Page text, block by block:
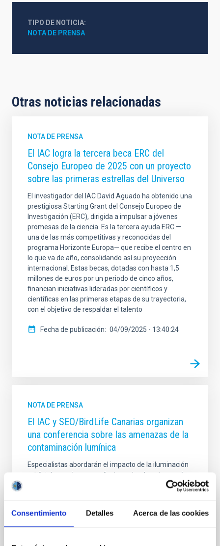
Consentimiento Detalles Acerca de las cookies
TIPO DE NOTICIA
NOTA DE PRENSA
Otras noticias relacionadas
NOTA DE PRENSA
El IAC logra la tercera beca ERC del
Consejo Europeo de 2025 con un proyecto
sobre las primeras estrellas del Universo
El investigador del IAC David Aguado ha obtenido una
prestigiosa Starting Grant del Consejo Europeo de
Investigación (ERC), dirigida a impulsar a jóvenes
promesas de la ciencia. Es la tercera ayuda ERC —
una de las más competitivas y reconocidas del
programa Horizonte Europa— que recibe el centro en
lo que va de año, consolidando así su proyección
internacional. Estas becas, dotadas con hasta 1,5
millones de euros por un periodo de cinco años,
financian iniciativas lideradas por científicos y
científicas en las primeras etapas de su trayectoria,
con el objetivo de respaldar el talento
Fecha de publicación 04/09/2025 - 13:40:24
NOTA DE PRENSA
El IAC y SEO/BirdLife Canarias organizan
una conferencia sobre las amenazas de la
contaminación lumínica
Especialistas abordarán el impacto de la iluminación
artificial excesiva y sus efectos sobre la astronomía,
la salud humana y la biodiversidad El Instituto de
Una Amenaza Silenciosa", una jornada clave para la
protección del medio ambiente y el patrimonio